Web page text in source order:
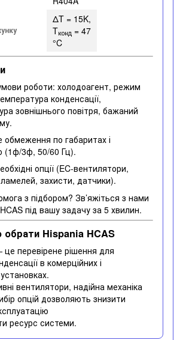
ΔT = 15K,
Tконд = 47
°C
роботи: холодоагент, режим
конденсації,
зовнішнього повітря, бажаний
обмеження по габаритах і
(1ф/3ф, 50/60 Гц).
опції (EC-вентилятори,
захисти, датчики).
з підбором? Зв’яжіться з нами
під вашу задачу за 5 хвилин.
обрати Hispania HCAS
це перевірене рішення для
в комерційних і
вентилятори, надійна механіка
опцій дозволяють знизити
ресурс системи.